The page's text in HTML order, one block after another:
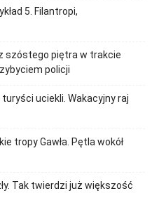
5. Filantropi,
szóstego piętra w trakcie
policji
uciekli. Wakacyjny raj
tropy Gawła. Pętla wokół
Tak twierdzi już większość